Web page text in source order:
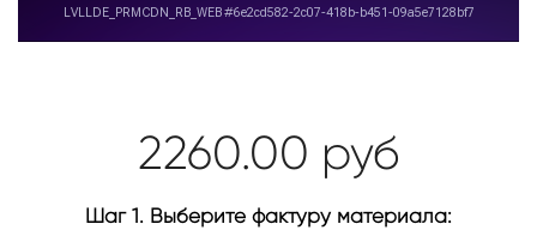
2260.00 руб
Шаг 1. Выберите фактуру материала: